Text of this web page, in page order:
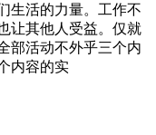
生活的力量。工作不
让其他人受益。仅就
部活动不外乎三个内
内容的实